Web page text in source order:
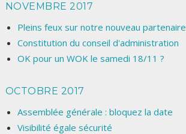
NOVEMBRE 2017
Pleins feux sur notre nouveau partenaire
Constitution du conseil d'administration
OK pour un WOK le samedi 18/11 ?
OCTOBRE 2017
Assemblée générale : bloquez la date
Visibilité égale sécurité